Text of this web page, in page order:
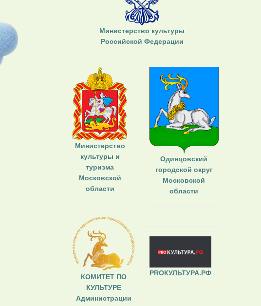
Министерство культуры
Российской Федерации
Министерство
культуры и
туризма
Московской
области
Одинцовский
городской округ
Московской
области
КОМИТЕТ ПО
КУЛЬТУРЕ
Администрации
PROКУЛЬТУРА.РФ